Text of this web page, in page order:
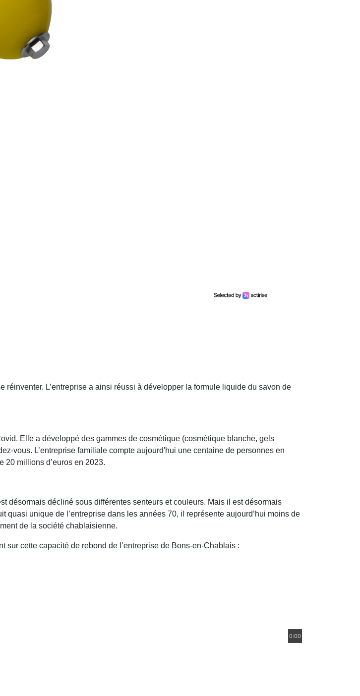
L’entreprise a ainsi réussi à développer la formule liquide du savon de
Elle a développé des gammes de cosmétique (cosmétique blanche, gels
vous. L’entreprise familiale compte aujourd'hui une centaine de personnes en
20 millions d’euros en 2023.
désormais décliné sous différentes senteurs et couleurs. Mais il est désormais
unique de l’entreprise dans les années 70, il représente aujourd’hui moins de
de la société chablaisienne.
sur cette capacité de rebond de l’entreprise de Bons-en-Chablais :
0:00